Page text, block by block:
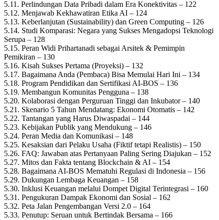
5.11. Perlindungan Data Pribadi dalam Era Konektivitas – 122
5.12. Menjawab Kekhawatiran Etika AI – 124
5.13. Keberlanjutan (Sustainability) dan Green Computing – 126
5.14. Studi Komparasi: Negara yang Sukses Mengadopsi Teknologi
Serupa – 128
5.15. Peran Widi Prihartanadi sebagai Arsitek & Pemimpin
Pemikiran – 130
5.16. Kisah Sukses Pertama (Proyeksi) – 132
5.17. Bagaimana Anda (Pembaca) Bisa Memulai Hari Ini – 134
5.18. Program Pendidikan dan Sertifikasi AI-BOS – 136
5.19. Membangun Komunitas Pengguna – 138
5.20. Kolaborasi dengan Perguruan Tinggi dan Inkubator – 140
5.21. Skenario 5 Tahun Mendatang: Ekonomi Otomatis – 142
5.22. Tantangan yang Harus Diwaspadai – 144
5.23. Kebijakan Publik yang Mendukung – 146
5.24. Peran Media dan Komunikasi – 148
5.25. Kesaksian dari Pelaku Usaha (Fiktif tetapi Realistis) – 150
5.26. FAQ: Jawaban atas Pertanyaan Paling Sering Diajukan – 152
5.27. Mitos dan Fakta tentang Blockchain & AI – 154
5.28. Bagaimana AI-BOS Mematuhi Regulasi di Indonesia – 156
5.29. Dukungan Lembaga Keuangan – 158
5.30. Inklusi Keuangan melalui Dompet Digital Terintegrasi – 160
5.31. Pengukuran Dampak Ekonomi dan Sosial – 162
5.32. Peta Jalan Pengembangan Versi 2.0 – 164
5.33. Penutup: Seruan untuk Bertindak Bersama – 166